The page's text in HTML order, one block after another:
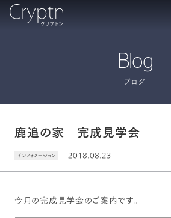
Blog
ブログ
鹿追の家 完成見学会
インフォメーション 2018.08.23
今月の完成見学会のご案内です。